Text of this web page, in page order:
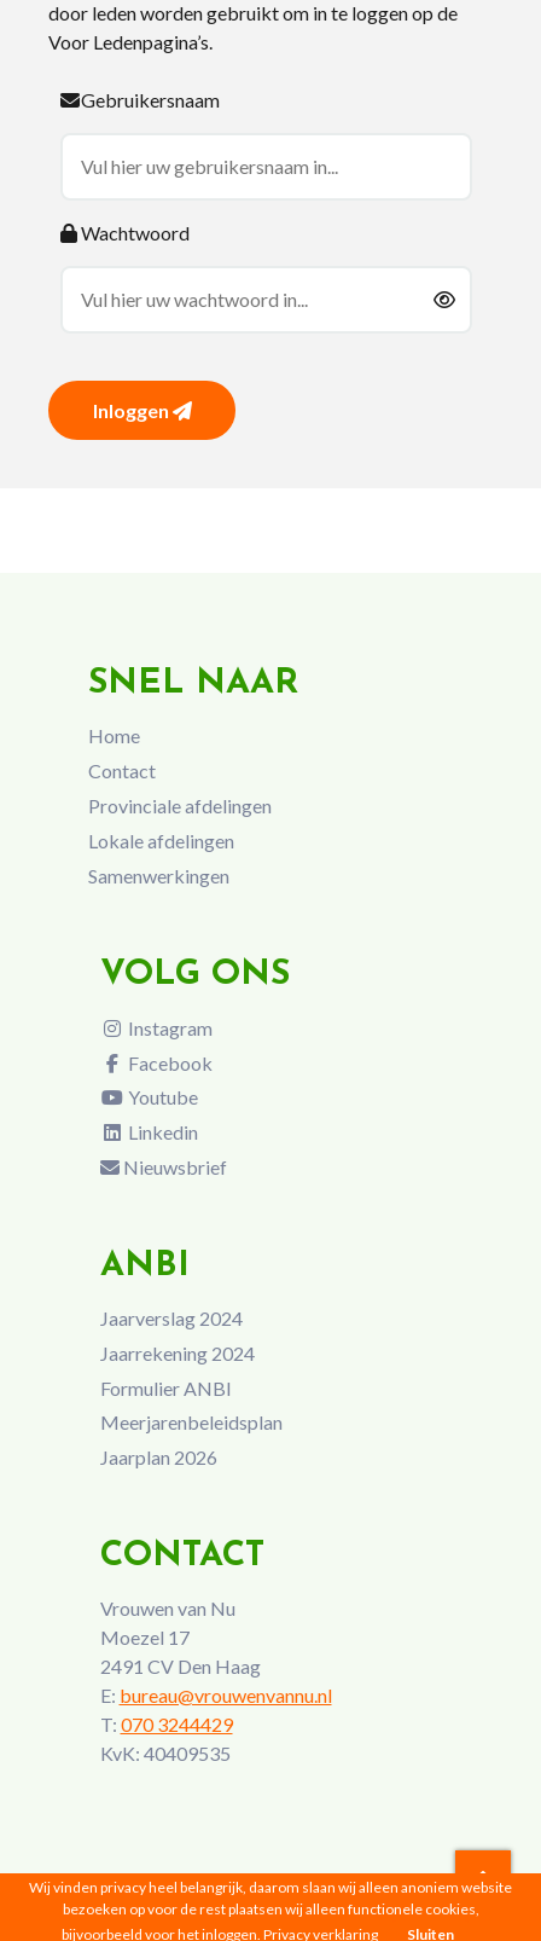
door leden worden gebruikt om in te loggen op de
Voor Ledenpagina’s.
Gebruikersnaam
Wachtwoord
Inloggen
SNEL NAAR
Home
Contact
Provinciale afdelingen
Lokale afdelingen
Samenwerkingen
VOLG ONS
Instagram
Facebook
Youtube
Linkedin
Nieuwsbrief
ANBI
Jaarverslag 2024
Jaarrekening 2024
Formulier ANBI
Meerjarenbeleidsplan
Jaarplan 2026
CONTACT
Vrouwen van Nu
Moezel 17
2491 CV Den Haag
E: bureau@vrouwenvannu.nl
T: 070 3244429
KvK: 40409535
Vrouwen van Nu © 2026 |Privacyverklaring
Wij vinden privacy heel belangrijk, daarom slaan wij alleen anoniem website
bezoeken op voor de rest plaatsen wij alleen functionele cookies,
bijvoorbeeld voor het inloggen. Privacy verklaring Sluiten